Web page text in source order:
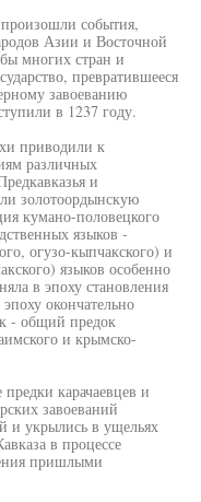
события,
Азии и Восточной
многих стран и
превратившееся
завоеванию
в 1237 году.
приводили к
различных
и
золотоордынскую
кумано-половецкого
языков -
огузо-кыпчакского) и
языков особенно
в эпоху становления
окончательно
- общий предок
и крымско-
карачаевцев и
завоеваний
и укрылись в ущельях
в процессе
пришлыми